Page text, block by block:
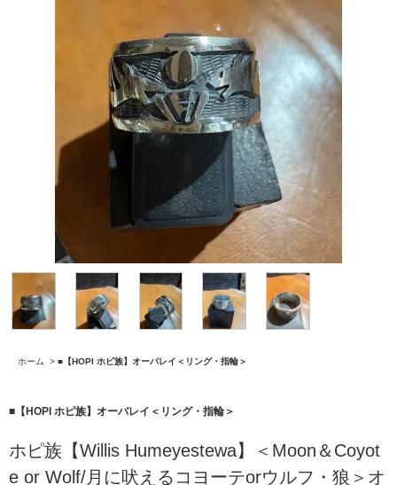
ホーム > ■【HOPI ホピ族】オーバレイ＜リング・指輪＞
■【HOPI ホピ族】オーバレイ＜リング・指輪＞
ホピ族【Willis Humeyestewa】＜Moon＆Coyot
e or Wolf/月に吠えるコヨーテorウルフ・狼＞オ